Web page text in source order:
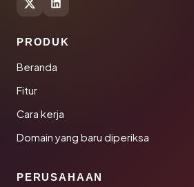
PRODUK
Beranda
Fitur
Cara kerja
Domain yang baru diperiksa
PERUSAHAAN